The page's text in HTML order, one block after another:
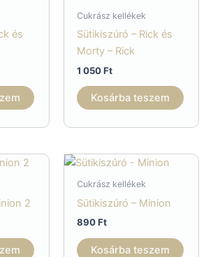
változatok
termékoldalon
és
Cukrász kellékek
Sütikiszúró – Rick és
Morty – Rick
1 050Ft
Kosárba teszem
2
Cukrász kellékek
Sütikiszúró – Minion
890Ft
Kosárba teszem